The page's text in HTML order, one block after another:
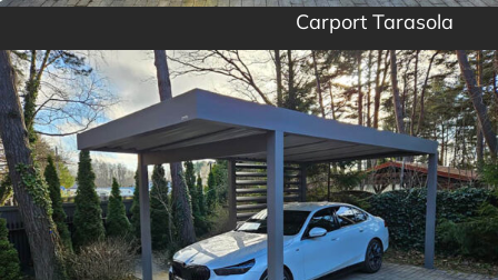
Carport Tarasola